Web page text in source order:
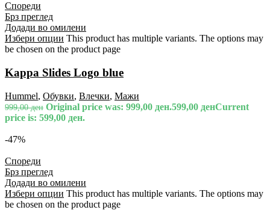
Спореди
Брз преглед
Додади во омилени
Избери опции This product has multiple variants. The options may
be chosen on the product page
Kappa Slides Logo blue
Hummel, Обувки, Влечки, Мажи
999,00ден Original price was: 999,00 ден.599,00 денCurrent
price is: 599,00 ден.
-47%
Спореди
Брз преглед
Додади во омилени
Избери опции This product has multiple variants. The options may
be chosen on the product page